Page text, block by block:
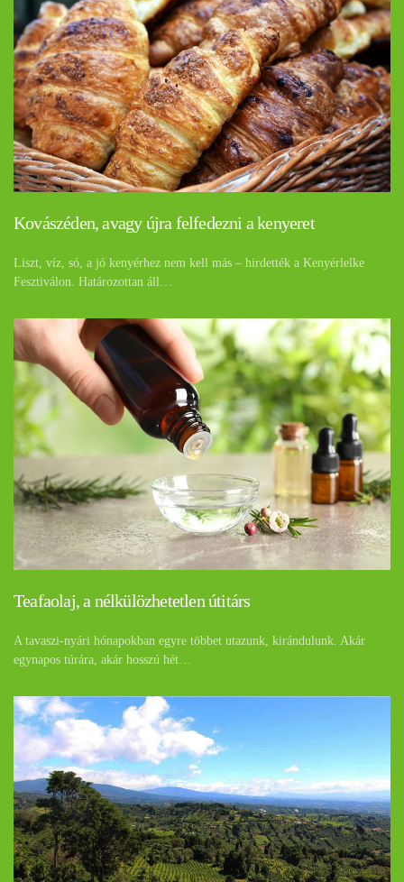
Kovászéden, avagy újra felfedezni a kenyeret
Liszt, víz, só, a jó kenyérhez nem kell más – hirdették a Kenyérlelke
Fesztiválon. Határozottan áll…
Teafaolaj, a nélkülözhetetlen útitárs
A tavaszi-nyári hónapokban egyre többet utazunk, kirándulunk. Akár
egynapos túrára, akár hosszú hét…